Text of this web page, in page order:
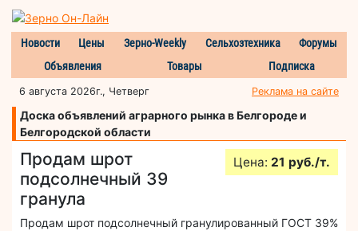
Новости Цены Зерно-Weekly Сельхозтехника
Форумы
Объявления
Товары Подписка
6 августа 2026г., Четверг Реклама на сайте
Доска объявлений аграрного рынка в Белгороде и
Белгородской области
Продам шрот
подсолнечный 39
гранула
Цена: 21 руб./т.
Продам шрот подсолнечный гранулированный ГОСТ 39%